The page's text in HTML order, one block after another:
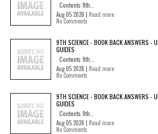
Contents 9th...
Aug 05 2026 | Read more
No Comments
9TH SCIENCE - BOOK BACK ANSWERS -
GUIDES
Contents 9th...
Aug 05 2026 | Read more
No Comments
9TH SCIENCE - BOOK BACK ANSWERS -
GUIDES
Contents 9th...
Aug 05 2026 | Read more
No Comments